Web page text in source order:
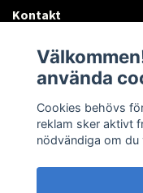
Kontakt
Mer information:
Sociala medier
använda
Cookies behövs
reklam sker aktivt
nödvändiga om du